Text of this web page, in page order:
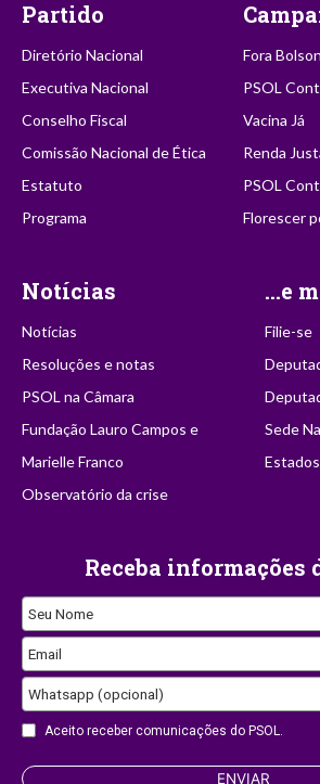
Partido
Diretório Nacional
Executiva Nacional
Conselho Fiscal
Comissão Nacional de Ética
Estatuto
Programa
Fora
PSOL
Vacina Já
Renda
PSOL
Florescer
Notícias
Notícias
Resoluções e notas
PSOL na Câmara
Fundação Lauro Campos e
Marielle Franco
Observatório da crise
...e
Filie-se
Sede
Estados
Receba informações
Seu Nome
Email
Business
Email
Whatsapp (opcional)
Aceito receber comunicações do PSOL.
ENVIAR